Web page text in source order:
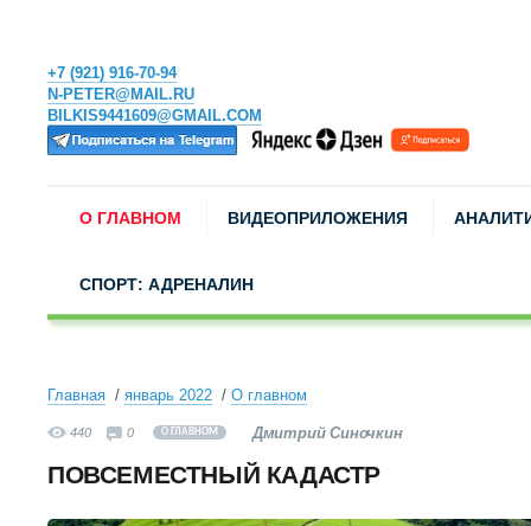
+7 (921) 916-70-94
N-PETER@MAIL.RU
BILKIS9441609@GMAIL.COM
О ГЛАВНОМ ВИДЕОПРИЛОЖЕНИЯ
СПОРТ: АДРЕНАЛИН
Главная январь 2022 О главном
440 0 О ГЛАВНОМ Дмитрий Синочкин
ПОВСЕМЕСТНЫЙ КАДАСТР